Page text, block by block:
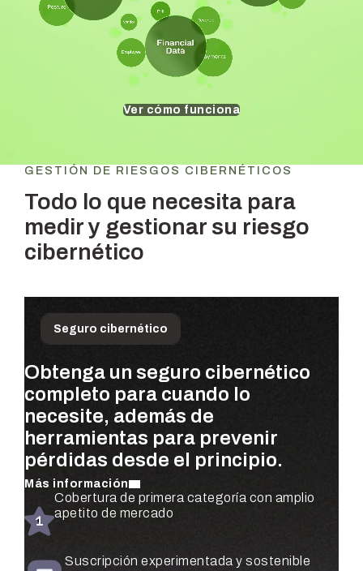
Ver cómo funciona
GESTIÓN DE RIESGOS CIBERNÉTICOS
Todo lo que necesita para
medir y gestionar su riesgo
cibernético
Seguro cibernético
Obtenga un seguro cibernético
completo para cuando lo
necesite, además de
herramientas para prevenir
pérdidas desde el principio.
Más información
Cobertura de primera categoría con amplio
apetito de mercado
Suscripción experimentada y sostenible
Priorice los riesgos más
importantes para su negocio,
cuantificados utilizando datos de
siniestros reales y validados por
expertos en seguridad.
Más información
Monitorización y mitigación de riesgos en
tiempo real
Priorización de controles cuantificada
Obtenga evaluaciones de riesgo
continuas, basadas en el valor
monetario, para toda su
organización, completamente
automatizadas.
Más información
Evaluaciones de riesgo automatizadas para
cada filial y unidad de negocio
Vea qué controles de seguridad son más